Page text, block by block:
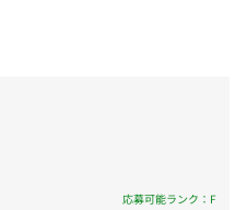
心です。必要に応じて出社
ーションを交えながら開発
屋内禁煙
近くの事業成長を達成
シリーズB資金調達1st
も含めた会社全体の契
的な契約DXを実現する
してご利用いただいてお
応募可能ランク：F